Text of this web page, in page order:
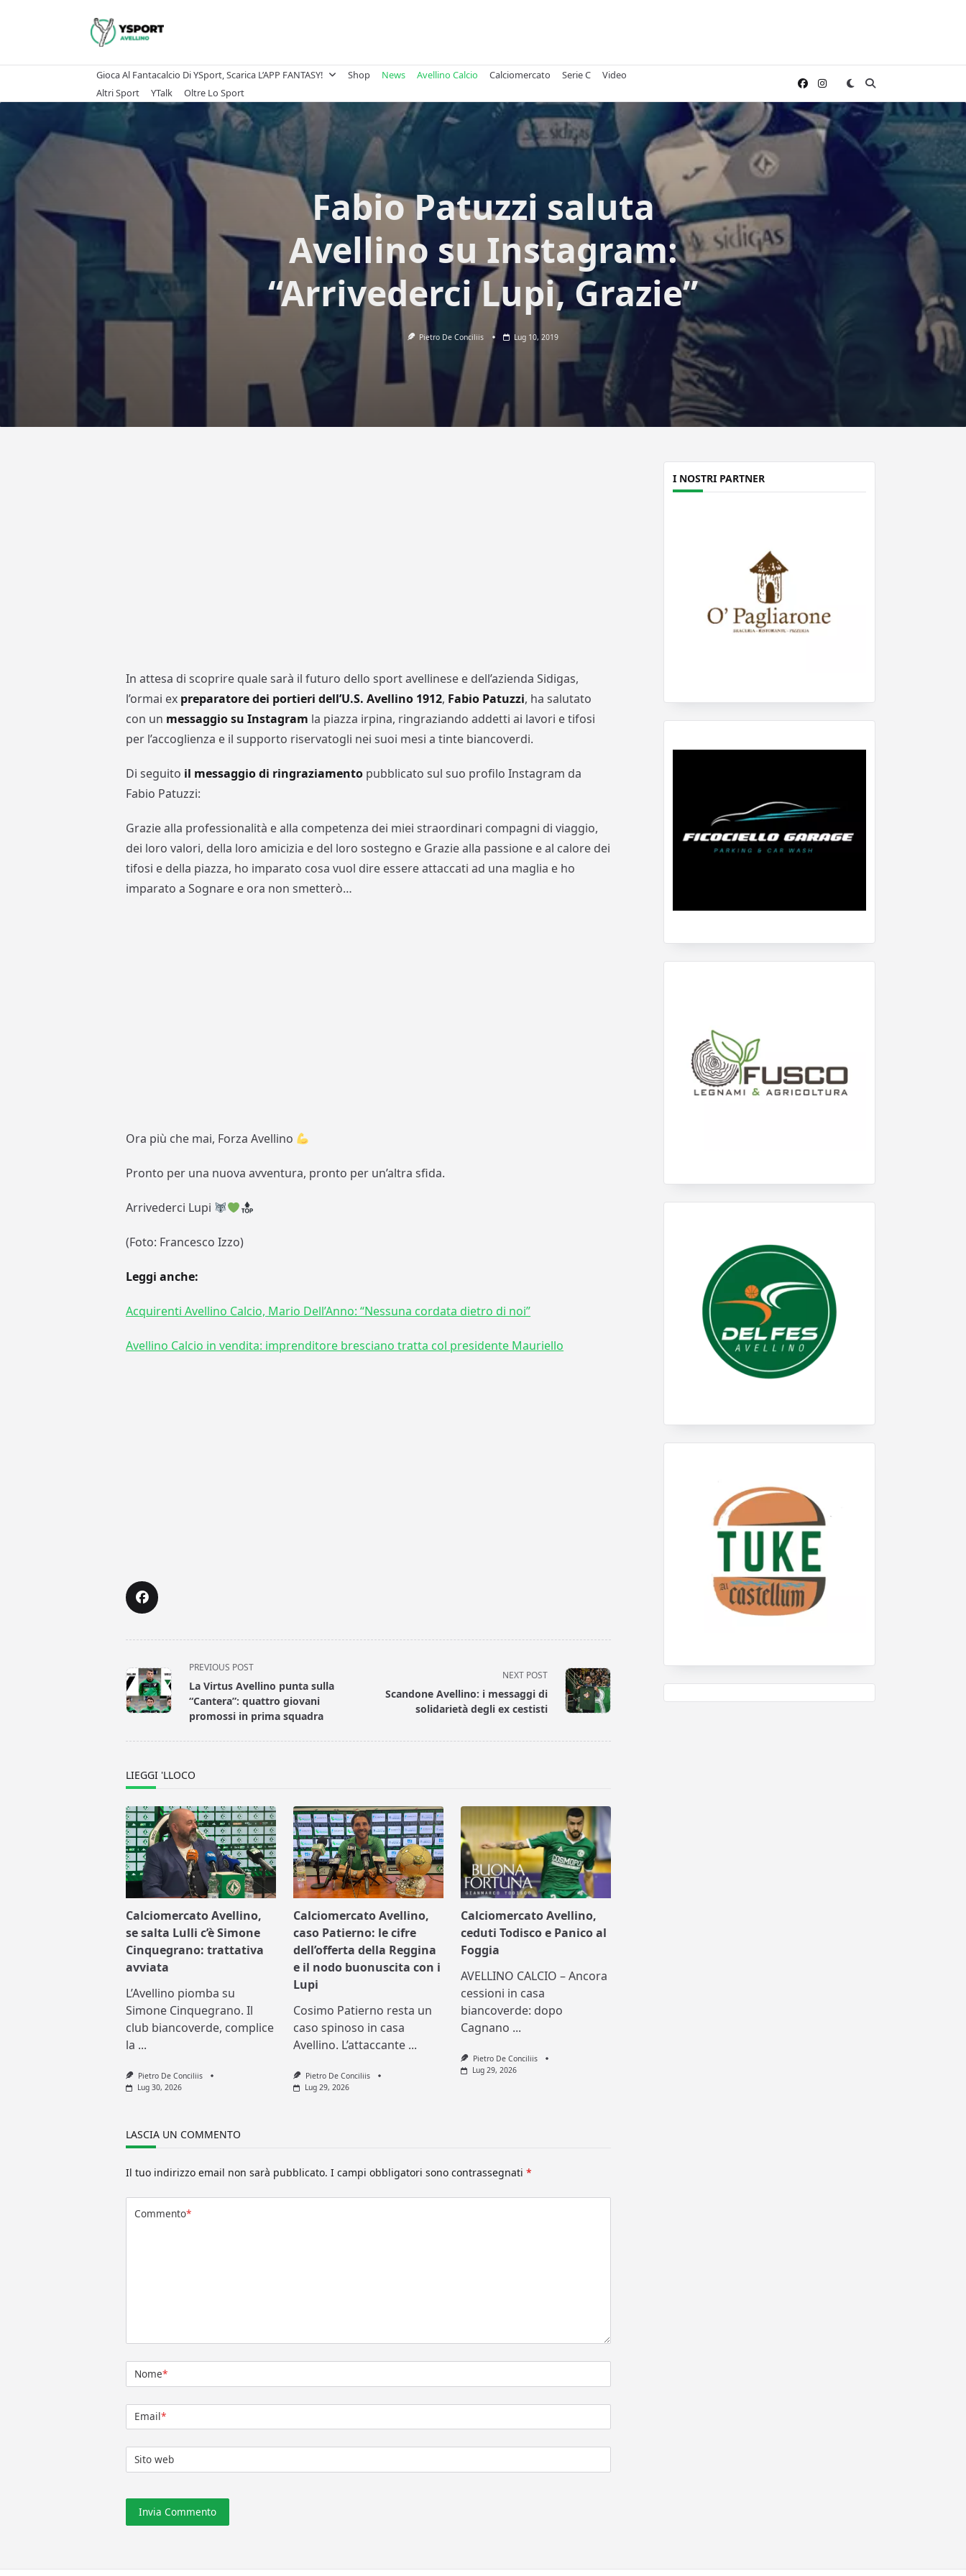
Gioca Al Fantacalcio Di YSport, Scarica L’APP FANTASY! Shop News Avellino Calcio Calciomercato Serie C
Video
Altri Sport
YTalk Oltre Lo Sport
Fabio Patuzzi saluta
Avellino su Instagram:
“Arrivederci Lupi, Grazie”
Pietro De Conciliis Lug 10, 2019
In attesa di scoprire quale sarà il futuro dello sport avellinese e dell’azienda Sidigas,
l’ormai ex preparatore dei portieri dell’U.S. Avellino 1912, Fabio Patuzzi, ha salutato
con un messaggio su Instagram la piazza irpina, ringraziando addetti ai lavori e tifosi
per l’accoglienza e il supporto riservatogli nei suoi mesi a tinte biancoverdi.
Di seguito il messaggio di ringraziamento pubblicato sul suo profilo Instagram da
Fabio Patuzzi:
Grazie alla professionalità e alla competenza dei miei straordinari compagni di viaggio,
dei loro valori, della loro amicizia e del loro sostegno e Grazie alla passione e al calore dei
tifosi e della piazza, ho imparato cosa vuol dire essere attaccati ad una maglia e ho
imparato a Sognare e ora non smetterò…
Ora più che mai, Forza Avellino
Pronto per una nuova avventura, pronto per un’altra sfida.
Arrivederci Lupi
(Foto: Francesco Izzo)
Leggi anche:
Acquirenti Avellino Calcio, Mario Dell’Anno: “Nessuna cordata dietro di noi”
Avellino Calcio in vendita: imprenditore bresciano tratta col presidente Mauriello
<span
class="nav-
subtitle
screen-
PREVIOUS POST
La Virtus Avellino punta sulla
“Cantera”: quattro giovani
promossi in prima squadra
NEXT POST
Scandone Avellino: i messaggi di
solidarietà degli ex cestisti
LIEGGI 'LLOCO
Calciomercato Avellino,
se salta Lulli c’è Simone
Cinquegrano: trattativa
avviata
L’Avellino piomba su
Simone Cinquegrano. Il
club biancoverde, complice
la ...
Pietro De Conciliis
Lug 30, 2026
Calciomercato Avellino,
caso Patierno: le cifre
dell’offerta della Reggina
e il nodo buonuscita con i
Lupi
Cosimo Patierno resta un
caso spinoso in casa
Avellino. L’attaccante ...
Pietro De Conciliis
Lug 29, 2026
Calciomercato Avellino,
ceduti Todisco e Panico al
Foggia
AVELLINO CALCIO – Ancora
cessioni in casa
biancoverde: dopo
Cagnano ...
Pietro De Conciliis
Lug 29, 2026
LASCIA UN COMMENTO
Il tuo indirizzo email non sarà pubblicato. I campi obbligatori sono contrassegnati*
Commento*
Nome*
Email*
Sito web
I NOSTRI PARTNER